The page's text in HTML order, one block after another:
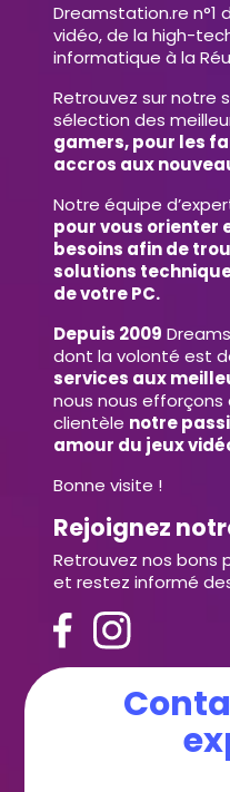
Dreamstation.re n°1
vidéo, de la high-
informatique à la
Retrouvez sur notre
sélection des
gamers, pour les
accros aux
Notre équipe
pour vous orienter
besoins afin de
solutions
de votre PC.
Depuis 2009
dont la volonté est
services aux
nous nous
clientèle notre
amour du jeux
Bonne visite !
Rejoignez
Retrouvez nos bons
et restez informé